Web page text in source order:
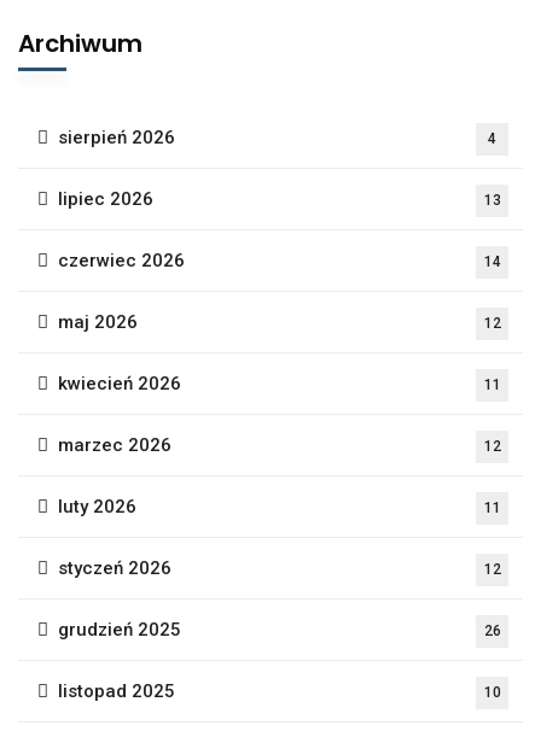
Archiwum
sierpień 2026 4
lipiec 2026 13
czerwiec 2026 14
maj 2026 12
kwiecień 2026 11
marzec 2026 12
luty 2026 11
styczeń 2026 12
grudzień 2025 26
listopad 2025 10